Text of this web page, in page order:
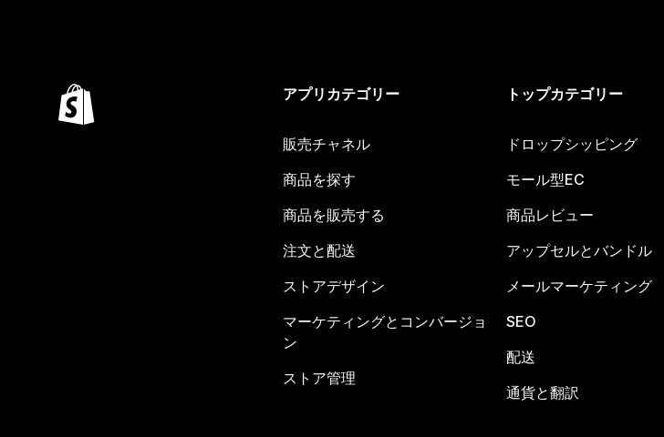
アプリカテゴリー
販売チャネル
商品を探す
商品を販売する
注文と配送
ストアデザイン
マーケティングとコンバージョ
ン
ストア管理
トップカテゴリー
ドロップシッピング
モール型EC
商品レビュー
アップセルとバンドル
メールマーケティング
SEO
配送
通貨と翻訳